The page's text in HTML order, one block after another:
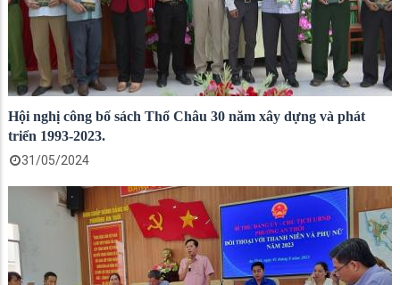
Hội nghị công bố sách Thổ Châu 30 năm xây dựng và phát
triển 1993-2023.
31/05/2024